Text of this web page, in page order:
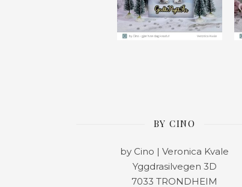
BY CINO
by Cino | Veronica Kvale
Yggdrasilvegen 3D
7033 TRONDHEIM